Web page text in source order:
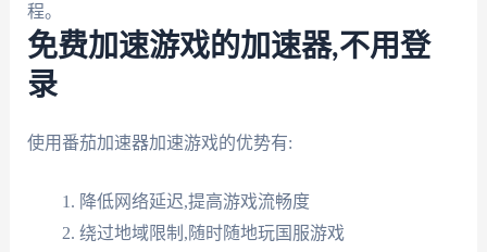
程。
免费加速游戏的加速器,不用登
录
使用番茄加速器加速游戏的优势有:
降低网络延迟,提高游戏流畅度
绕过地域限制,随时随地玩国服游戏